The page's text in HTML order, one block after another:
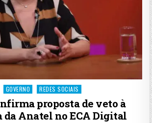
Posted
GOVERNO REDES SOCIAIS
proposta de veto à
da Anatel no ECA Digital